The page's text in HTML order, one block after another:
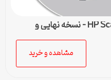
دانلود درایور اسکنر HP Scanjet 3800 – نسخه نهایی و
مشاهده و خرید